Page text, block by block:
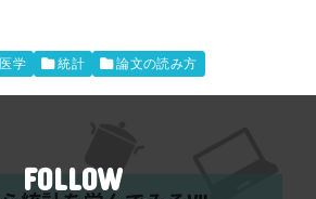
医学 統計 論文の読み方
FOLLOW